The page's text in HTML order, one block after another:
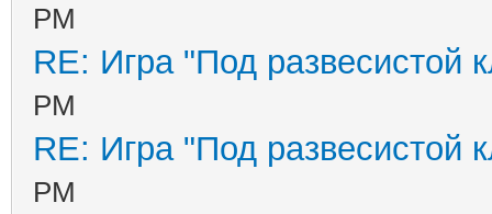
PM
RE: Игра "Под развесистой
PM
RE: Игра "Под развесистой
PM